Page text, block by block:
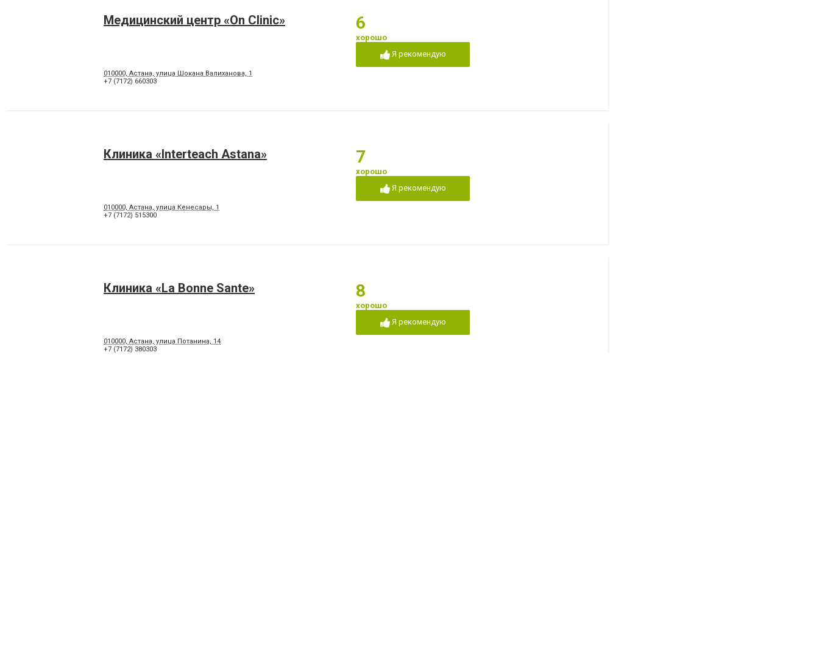
Медицинский центр «On Clinic»
010000, Астана, улица Шокана Валиханова, 1
+7 (7172) 660303
6
хорошо
Я рекомендую
Клиника «Interteach Astana»
010000, Астана, улица Кенесары, 1
+7 (7172) 515300
7
хорошо
Я рекомендую
Клиника «La Bonne Sante»
010000, Астана, улица Потанина, 14
+7 (7172) 380303
8
хорошо
Я рекомендую